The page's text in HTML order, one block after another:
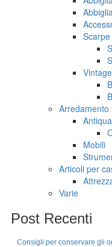
Scarpe
Arredamento
Mobili
Articoli per
Varie
Post Recenti
Consigli per conservare gli